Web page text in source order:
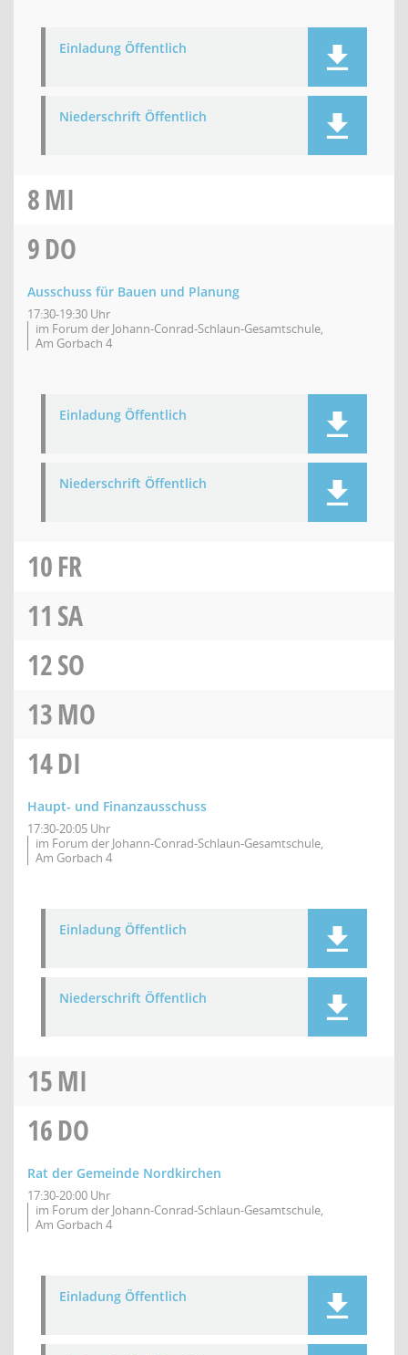
Einladung Öffentlich
Niederschrift Öffentlich
8MI
9DO
Ausschuss für Bauen und Planung
17:30-19:30 Uhr
im Forum der Johann-Conrad-Schlaun-Gesamtschule,
Am Gorbach 4
Einladung Öffentlich
Niederschrift Öffentlich
10FR
11 SA
12SO
13MO
14DI
Haupt- und Finanzausschuss
17:30-20:05 Uhr
im Forum der Johann-Conrad-Schlaun-Gesamtschule,
Am Gorbach 4
Einladung Öffentlich
Niederschrift Öffentlich
15MI
16DO
Rat der Gemeinde Nordkirchen
17:30-20:00 Uhr
im Forum der Johann-Conrad-Schlaun-Gesamtschule,
Am Gorbach 4
Einladung Öffentlich